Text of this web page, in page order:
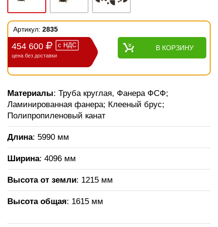
Артикул: 2835
454 600 с НДС
цена без доставки
В КОРЗИНУ
Материалы: Труба круглая, Фанера ФСФ;
Ламинированная фанера; Клееный брус;
Полипропиленовый канат
Длина: 5990 мм
Ширина: 4096 мм
Высота от земли: 1215 мм
Высота общая: 1615 мм